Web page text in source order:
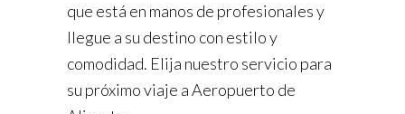
que está en manos de profesionales y
llegue a su destino con estilo y
comodidad. Elija nuestro servicio para
su próximo viaje a Aeropuerto de